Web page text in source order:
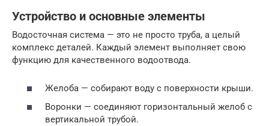
Устройство и основные элементы
Водосточная система — это не просто труба, а целый
комплекс деталей. Каждый элемент выполняет свою
функцию для качественного водоотвода.
Желоба — собирают воду с поверхности крыши.
Воронки — соединяют горизонтальный желоб с
вертикальной трубой.